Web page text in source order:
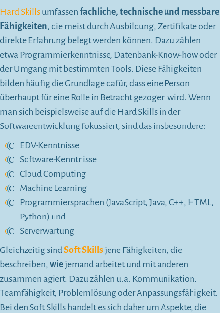
Hard Skills umfassen fachliche, technische und messbare
Fähigkeiten, die meist durch Ausbildung, Zertifikate oder
direkte Erfahrung belegt werden können. Dazu zählen
etwa Programmierkenntnisse, Datenbank-Know-how oder
der Umgang mit bestimmten Tools. Diese Fähigkeiten
bilden häufig die Grundlage dafür, dass eine Person
überhaupt für eine Rolle in Betracht gezogen wird. Wenn
man sich beispielsweise auf die Hard Skills in der
Softwareentwicklung fokussiert, sind das insbesondere:
EDV-Kenntnisse
Software-Kenntnisse
Cloud Computing
Machine Learning
Programmiersprachen (JavaScript, Java, C++, HTML,
Python) und
Serverwartung
Gleichzeitig sindSoft Skills jene Fähigkeiten, die
beschreiben, wiejemand arbeitet und mit anderen
zusammen agiert. Dazu zählen u.a. Kommunikation,
Teamfähigkeit, Problemlösung oder Anpassungsfähigkeit.
Bei den Soft Skills handelt es sich daher um Aspekte, die